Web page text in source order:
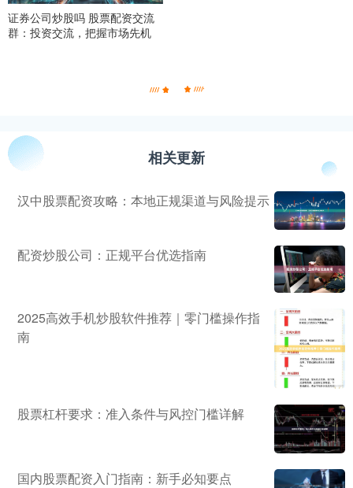
证券公司炒股吗 股票配资交流
群：投资交流，把握市场先机
相关更新
汉中股票配资攻略：本地正规渠道与风险提示
配资炒股公司：正规平台优选指南
2025高效手机炒股软件推荐｜零门槛操作指
南
股票杠杆要求：准入条件与风控门槛详解
国内股票配资入门指南：新手必知要点